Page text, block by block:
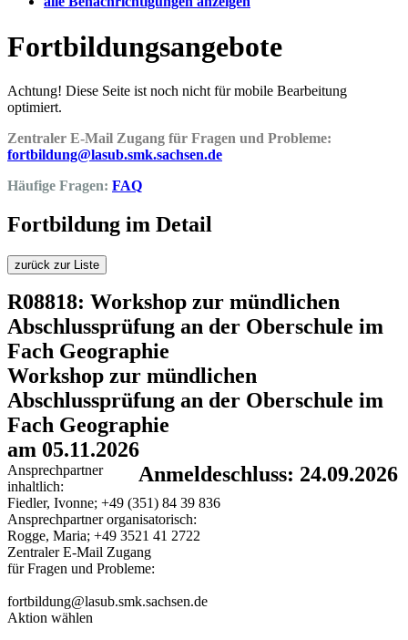
Fortbildungsangebote
Achtung! Diese Seite ist noch nicht für mobile Bearbeitung
optimiert.
Zentraler E-Mail Zugang für Fragen und Probleme:
fortbildung@lasub.smk.sachsen.de
Häufige Fragen: FAQ
Fortbildung im Detail
zurück zur Liste
R08818: Workshop zur mündlichen
Abschlussprüfung an der Oberschule im
Fach Geographie
Workshop zur mündlichen
Abschlussprüfung an der Oberschule im
Fach Geographie
am 05.11.2026
Anmeldeschluss: 24.09.2026
Ansprechpartner
inhaltlich:
Fiedler, Ivonne; +49 (351) 84 39 836
Ansprechpartner organisatorisch:
Rogge, Maria; +49 3521 41 2722
Zentraler E-Mail Zugang
für Fragen und Probleme:
fortbildung@lasub.smk.sachsen.de
Aktion wählen